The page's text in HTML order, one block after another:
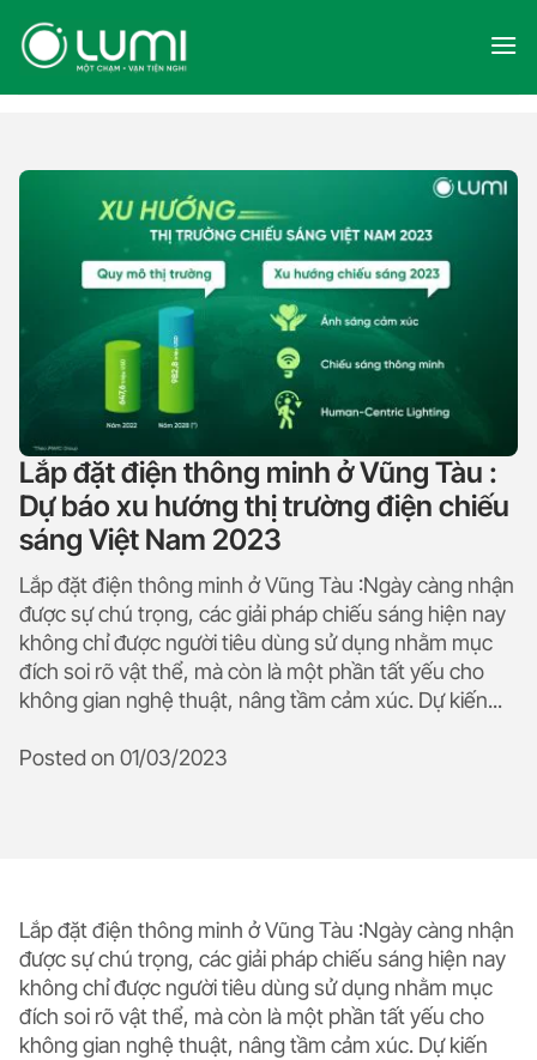
content
Lắp đặt điện thông minh ở Vũng Tàu :
Dự báo xu hướng thị trường điện chiếu
sáng Việt Nam 2023
Lắp đặt điện thông minh ở Vũng Tàu :Ngày càng nhận
được sự chú trọng, các giải pháp chiếu sáng hiện nay
không chỉ được người tiêu dùng sử dụng nhằm mục
đích soi rõ vật thể, mà còn là một phần tất yếu cho
không gian nghệ thuật, nâng tầm cảm xúc. Dự kiến...
Posted on 01/03/2023
Lắp đặt điện thông minh ở Vũng Tàu :Ngày càng nhận
được sự chú trọng, các giải pháp chiếu sáng hiện nay
không chỉ được người tiêu dùng sử dụng nhằm mục
đích soi rõ vật thể, mà còn là một phần tất yếu cho
không gian nghệ thuật, nâng tầm cảm xúc. Dự kiến